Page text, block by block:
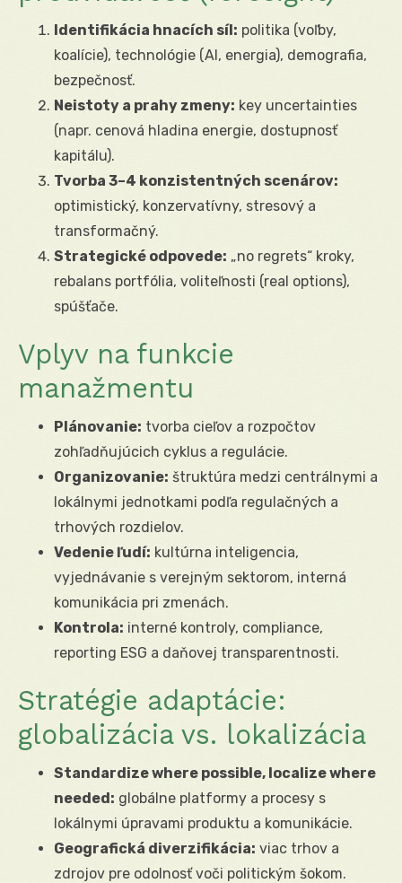
Identifikácia hnacích síl: politika (voľby,
koalície), technológie (AI, energia), demografia,
bezpečnosť.
Neistoty a prahy zmeny: key uncertainties
(napr. cenová hladina energie, dostupnosť
kapitálu).
Tvorba 3–4 konzistentných scenárov:
optimistický, konzervatívny, stresový a
transformačný.
Strategické odpovede: „no regrets“ kroky,
rebalans portfólia, voliteľnosti (real options),
spúšťače.
Vplyv na funkcie
manažmentu
Plánovanie: tvorba cieľov a rozpočtov
zohľadňujúcich cyklus a regulácie.
Organizovanie: štruktúra medzi centrálnymi a
lokálnymi jednotkami podľa regulačných a
trhových rozdielov.
Vedenie ľudí: kultúrna inteligencia,
vyjednávanie s verejným sektorom, interná
komunikácia pri zmenách.
Kontrola: interné kontroly, compliance,
reporting ESG a daňovej transparentnosti.
Stratégie adaptácie:
globalizácia vs. lokalizácia
Standardize where possible, localize where
needed: globálne platformy a procesy s
lokálnymi úpravami produktu a komunikácie.
Geografická diverzifikácia: viac trhov a
zdrojov pre odolnosť voči politickým šokom.